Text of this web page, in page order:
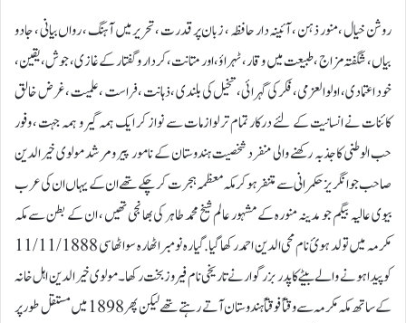
روشن خیال ، منور ذہن ، آئینہ دار حافظہ ، زبان پر قدرت ، تحریر میں آہنگ ، رواں بیانی ، جادو
بیاں ، شگفتہ مزاج ، طبیعت میں وقار ، ٹہراؤ ، اور متانت ، کردار و گفتار کے غازی ، جوش ، یقین ،
خود اعتمادی ، اولوالعزمی ، فکر کی گہرائی ، تخیل کی بلندی ، ذہانت ، فراست ، علمیت ، غرض خالق
کائنات نے انسانیت کے لئے درکار تمام تر لوازمات سے نواز کر ایک ہمہ گیر و ہمہ جہت ، وفور
حب الوطنی کا جذبہ رکھنے والی منفرد شخصیت ہندوستان کے نامور پیر ومرشد مولوی خیرالدین
صاحب جو انگریز حکمرانی سے متنفر ہوکرمکہ معظمہ ہجرت کرچکے تھے ان کے یہاں ان کی عرب
بیوی عالیہ بیگم جو مدینہ منورہ کے مشہور عالم شیخ محمد طاہر کی بھانجی تھیں ، ان کے بطن سے مکہ
مکرمہ میں تولد ہوئ نام محی الدین احمد رکھا گیا. گیارہ نومبر اٹھارہ سو اٹھاسی 11/11/1888
کو پیدا ہونے والے بیٹے کا پدر بزرگوار نے تاریخی نام فیروزبخت رکھا۔مولوی خیر الدین اہل خانہ
کے ساتھ مکہ مکرمہ سے وقتاً فوقتاً ہندوستان آتے رہتے تھے لیکن پھر 1898 میں مستقل طور پر